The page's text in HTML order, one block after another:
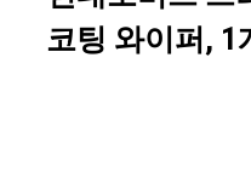
코팅 와이퍼, 1